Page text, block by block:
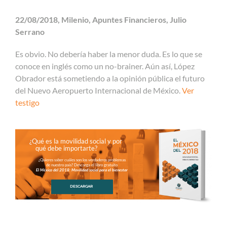
22/08/2018, Milenio, Apuntes Financieros, Julio
Serrano
Es obvio. No debería haber la menor duda. Es lo que se
conoce en inglés como un no-brainer. Aún así, López
Obrador está sometiendo a la opinión pública el futuro
del Nuevo Aeropuerto Internacional de México.Ver
testigo
¿Qué es la movilidad social y por
qué debe importarte?
¿Quieres saber cuáles son los verdaderos problemas
de nuestro país? Descarga el libro gratuito
El México del 2018: Movilidad social para el bienestar
DESCARGAR